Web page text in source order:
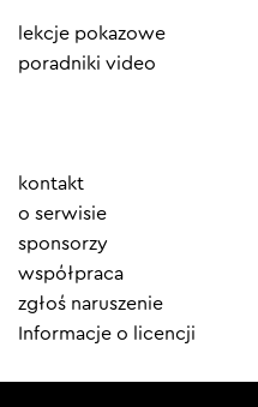
lekcje pokazowe
poradniki video
Element
menu
kontakt
o serwisie
sponsorzy
współpraca
zgłoś naruszenie
Informacje o licencji